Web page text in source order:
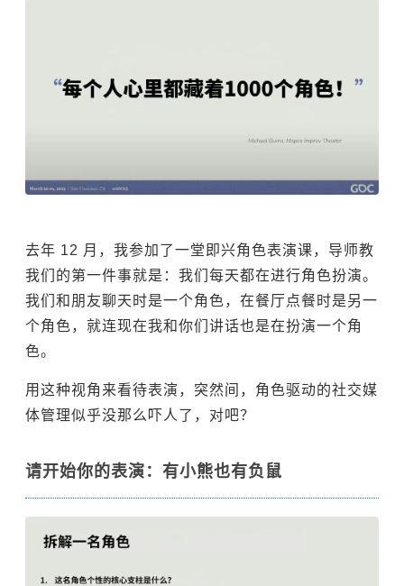
去年 12 月，我参加了一堂即兴角色表演课，导师教
我们的第一件事就是：我们每天都在进行角色扮演。
我们和朋友聊天时是一个角色，在餐厅点餐时是另一
个角色，就连现在我和你们讲话也是在扮演一个角
色。
用这种视角来看待表演，突然间，角色驱动的社交媒
体管理似乎没那么吓人了，对吧？
请开始你的表演：有小熊也有负鼠